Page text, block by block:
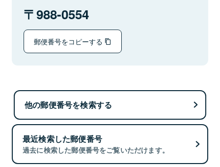
988-0554
郵便番号をコピーする
他の郵便番号を検索する
最近検索した郵便番号
過去に検索した郵便番号をご覧いただけます。